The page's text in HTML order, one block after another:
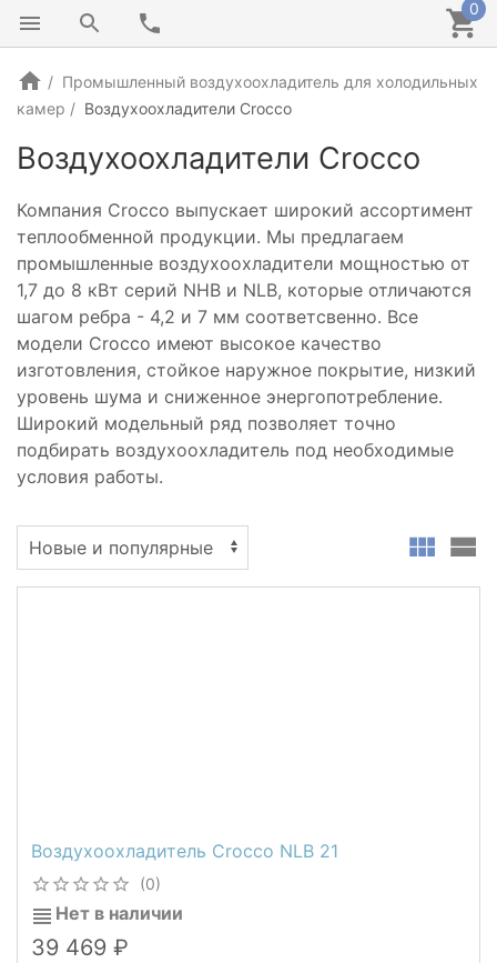
0
Промышленный воздухоохладитель для холодильных
камер
Воздухоохладители Crocco
Воздухоохладители Crocco
Компания Crocco выпускает широкий ассортимент
теплообменной продукции. Мы предлагаем
промышленные воздухоохладители мощностью от
1,7 до 8 кВт серий NHB и NLB, которые отличаются
шагом ребра - 4,2 и 7 мм соответсвенно. Все
модели Crocco имеют высокое качество
изготовления, стойкое наружное покрытие, низкий
уровень шума и сниженное энергопотребление.
Широкий модельный ряд позволяет точно
подбирать воздухоохладитель под необходимые
условия работы.
Воздухоохладитель Crocco NLB 21
(0)
Нет в наличии
39 469